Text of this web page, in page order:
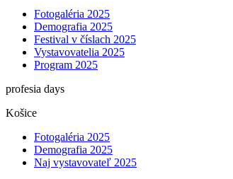
Fotogaléria 2025
Demografia 2025
Festival v číslach 2025
Vystavovatelia 2025
Program 2025
profesia days
Košice
Fotogaléria 2025
Demografia 2025
Naj vystavovateľ 2025